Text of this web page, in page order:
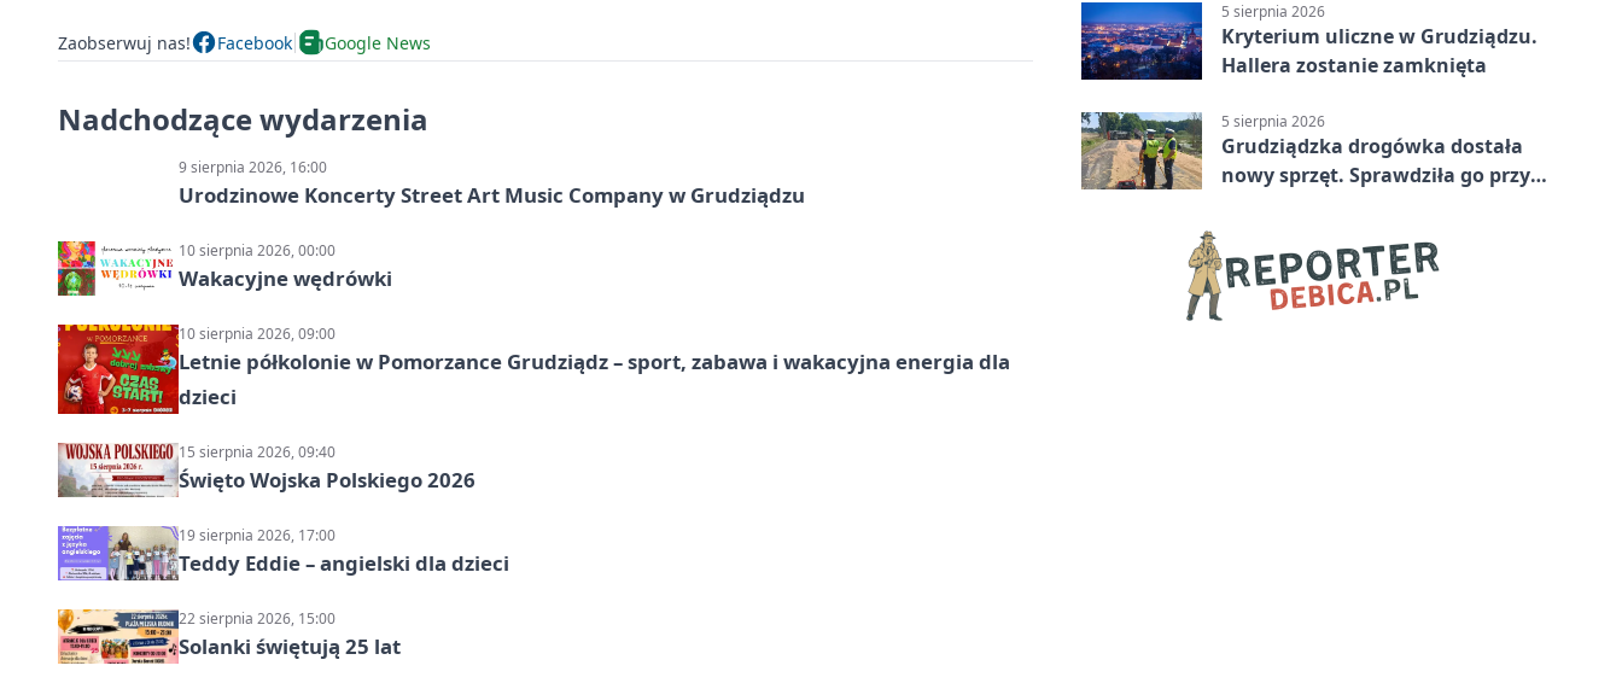
Zaobserwuj nas! Facebook Google News
Nadchodzące wydarzenia
9 sierpnia 2026, 16:00
Urodzinowe Koncerty Street Art Music Company w Grudziądzu
10 sierpnia 2026, 00:00
Wakacyjne wędrówki
10 sierpnia 2026, 09:00
Letnie półkolonie w Pomorzance Grudziądz – sport, zabawa i wakacyjna energia dla
dzieci
15 sierpnia 2026, 09:40
Święto Wojska Polskiego 2026
19 sierpnia 2026, 17:00
Teddy Eddie – angielski dla dzieci
22 sierpnia 2026, 15:00
Solanki świętują 25 lat
5 sierpnia 2026
Kryterium uliczne w Grudziądzu.
Hallera zostanie zamknięta
5 sierpnia 2026
Grudziądzka drogówka dostała
nowy sprzęt. Sprawdziła go przy